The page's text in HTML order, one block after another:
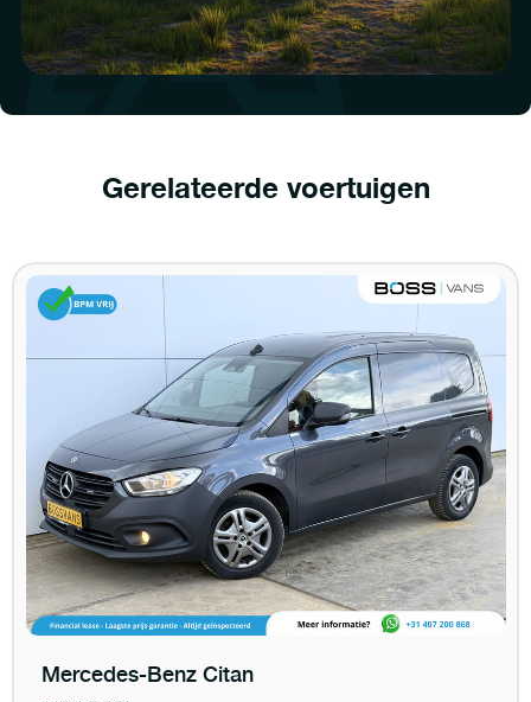
Gerelateerde voertuigen
Mercedes-Benz Citan